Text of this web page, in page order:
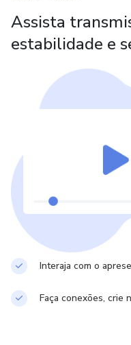
Assista
estabilidade e
Interaja com o
Faça conexões, crie